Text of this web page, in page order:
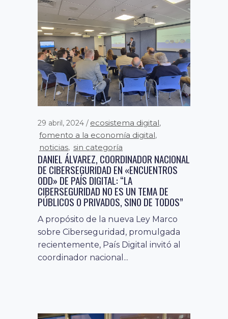
29 abril, 2024 ecosistema digital,
fomento a la economía digital,
noticias, sin categoría
DANIEL ÁLVAREZ, COORDINADOR NACIONAL
DE CIBERSEGURIDAD EN «ENCUENTROS
ODD» DE PAÍS DIGITAL: “LA
CIBERSEGURIDAD NO ES UN TEMA DE
PÚBLICOS O PRIVADOS, SINO DE TODOS”
A propósito de la nueva Ley Marco
sobre Ciberseguridad, promulgada
recientemente, País Digital invitó al
coordinador nacional...